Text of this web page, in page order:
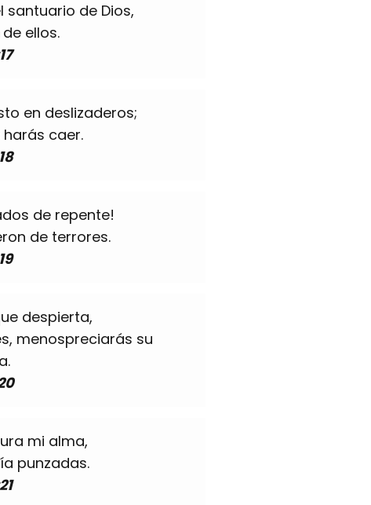
santuario de Dios,
ellos.
en deslizaderos;
caer.
de repente!
de terrores.
despierta,
menospreciarás su
mi alma,
punzadas.